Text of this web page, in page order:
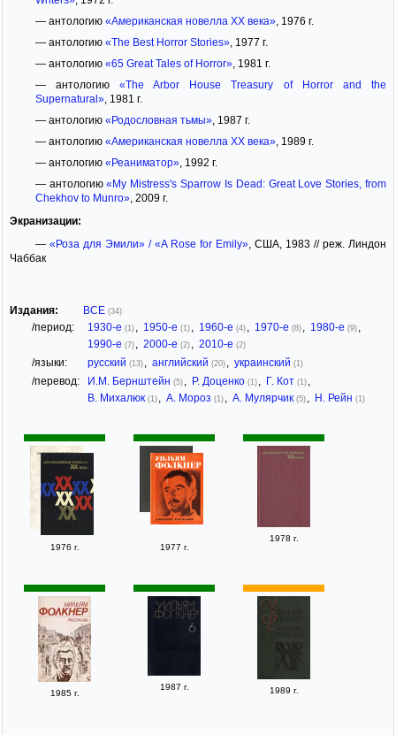
— антологию «Американская новелла XX века», 1976 г.
— антологию «The Best Horror Stories», 1977 г.
— антологию «65 Great Tales of Horror», 1981 г.
— антологию«The Arbor House Treasury of Horror and the
Supernatural», 1981 г.
— антологию «Родословная тьмы», 1987 г.
— антологию «Американская новелла XX века», 1989 г.
— антологию «Реаниматор», 1992 г.
— антологию«My Mistress's Sparrow Is Dead: Great Love Stories, from
Chekhov to Munro», 2009 г.
Экранизации:
— «Роза для Эмили» / «A Rose for Emily», США, 1983 // реж. Линдон
Чаббак
Издания: ВСЕ (34)
/период: 1930-е (1) 1950-е (1) 1960-е (4) 1970-е (8) 1980-е (9)
1990-е (7) 2000-е (2) 2010-е (2)
/языки: русский (13) английский (20) украинский (1)
/перевод: И.М. Бернштейн (5) Р. Доценко (1) Г. Кот (1)
В. Михалюк (1) А. Мороз (1) А. Мулярчик (5) Н. Рейн (1)
1976 г. 1977 г.
1978 г.
1985 г.
1987 г. 1989 г.